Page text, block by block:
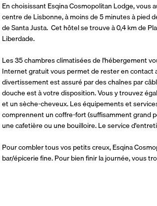
En choisissant Esqina Cosmopolitan Lodge, vous
centre de Lisbonne, à moins de 5 minutes à pied
de Santa Justa.  Cet hôtel se trouve à 0,4 km de
Liberdade.
Les 35 chambres climatisées de l'hébergement
Internet gratuit vous permet de rester en contact
divertissement est assuré par des chaînes par
douche est à votre disposition. Vous y trouvez
et un sèche-cheveux. Les équipements et
comprennent un coffre-fort (suffisamment grand
une cafetière ou une bouilloire. Le service
Pour combler tous vos petits creux, Esqina
bar/épicerie fine. Pour bien finir la journée, vous